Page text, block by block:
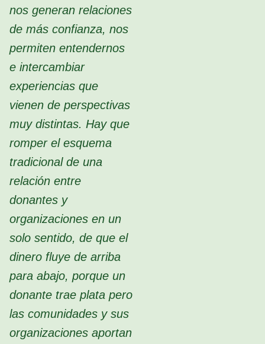
nos generan relaciones
de más confianza, nos
permiten entendernos
e intercambiar
experiencias que
vienen de perspectivas
muy distintas. Hay que
romper el esquema
tradicional de una
relación entre
donantes y
organizaciones en un
solo sentido, de que el
dinero fluye de arriba
para abajo, porque un
donante trae plata pero
las comunidades y sus
organizaciones aportan